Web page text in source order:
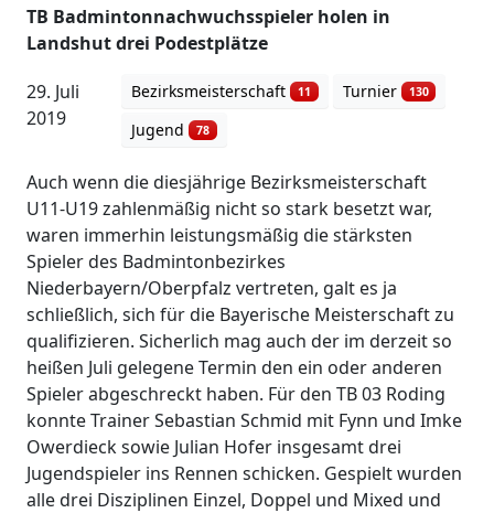
TB Badmintonnachwuchsspieler holen in
Landshut drei Podestplätze
29. Juli
2019
Bezirksmeisterschaft 11 Turnier 130
Jugend 78
Auch wenn die diesjährige Bezirksmeisterschaft
U11-U19 zahlenmäßig nicht so stark besetzt war,
waren immerhin leistungsmäßig die stärksten
Spieler des Badmintonbezirkes
Niederbayern/Oberpfalz vertreten, galt es ja
schließlich, sich für die Bayerische Meisterschaft zu
qualifizieren. Sicherlich mag auch der im derzeit so
heißen Juli gelegene Termin den ein oder anderen
Spieler abgeschreckt haben. Für den TB 03 Roding
konnte Trainer Sebastian Schmid mit Fynn und Imke
Owerdieck sowie Julian Hofer insgesamt drei
Jugendspieler ins Rennen schicken. Gespielt wurden
alle drei Disziplinen Einzel, Doppel und Mixed und